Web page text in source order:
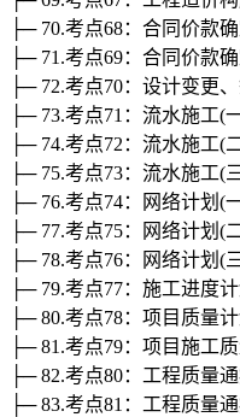
├─ 70.考点68：合同价款
├─ 71.考点69：合同价款
├─ 72.考点70：设计变更
├─ 73.考点71：流水施工(
├─ 74.考点72：流水施工(
├─ 75.考点73：流水施工(
├─ 76.考点74：网络计划(
├─ 77.考点75：网络计划(
├─ 78.考点76：网络计划(
├─ 79.考点77：施工进度
├─ 80.考点78：项目质量
├─ 81.考点79：项目施工
├─ 82.考点80：工程质量
├─ 83.考点81：工程质量